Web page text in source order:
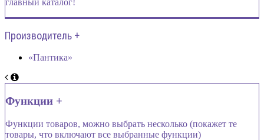
главный каталог!
Производитель +
«Пантика»
Функции +
Функции товаров, можно выбрать несколько (покажет те
товары, что включают все выбранные функции)